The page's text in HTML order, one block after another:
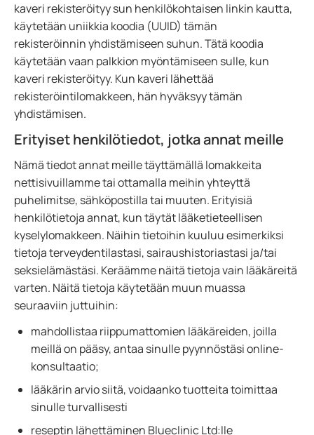
kaveri rekisteröityy sun henkilökohtaisen linkin kautta,
käytetään uniikkia koodia (UUID) tämän
rekisteröinnin yhdistämiseen suhun. Tätä koodia
käytetään vaan palkkion myöntämiseen sulle, kun
kaveri rekisteröityy. Kun kaveri lähettää
rekisteröintilomakkeen, hän hyväksyy tämän
yhdistämisen.
Erityiset henkilötiedot, jotka annat meille
Nämä tiedot annat meille täyttämällä lomakkeita
nettisivuillamme tai ottamalla meihin yhteyttä
puhelimitse, sähköpostilla tai muuten. Erityisiä
henkilötietoja annat, kun täytät lääketieteellisen
kyselylomakkeen. Näihin tietoihin kuuluu esimerkiksi
tietoja terveydentilastasi, sairaushistoriastasi ja/tai
seksielämästäsi. Keräämme näitä tietoja vain lääkäreitä
varten. Näitä tietoja käytetään muun muassa
seuraaviin juttuihin:
mahdollistaa riippumattomien lääkäreiden, joilla
meillä on pääsy, antaa sinulle pyynnöstäsi online-
konsultaatio;
lääkärin arvio siitä, voidaanko tuotteita toimittaa
sinulle turvallisesti
reseptin lähettäminen Blueclinic Ltd:lle